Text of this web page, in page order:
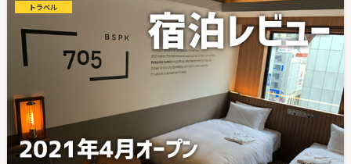
トラベル